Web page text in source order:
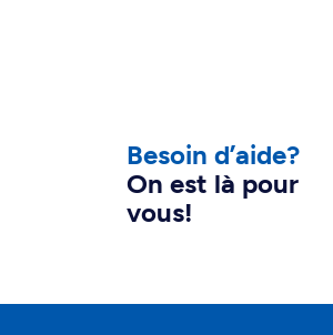
Besoin d’aide?
On est là pour
vous!